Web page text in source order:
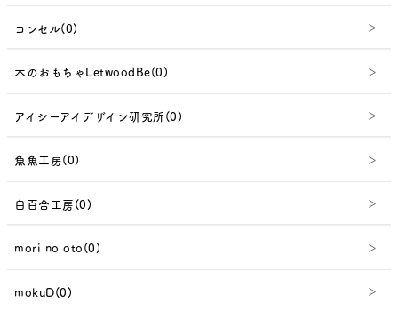
コンセル(0)
木のおもちゃLetwoodBe(0)
アイシーアイデザイン研究所(0)
魚魚工房(0)
白百合工房(0)
mori no oto(0)
mokuD(0)